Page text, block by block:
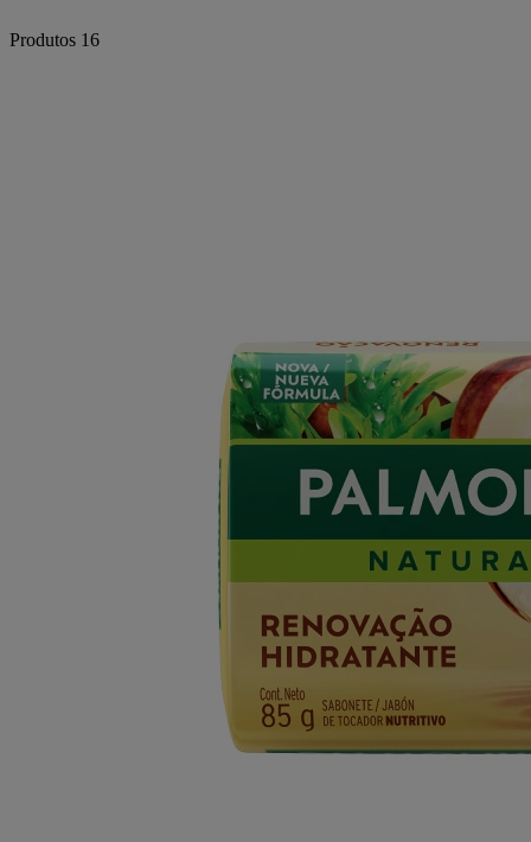
Produtos 16